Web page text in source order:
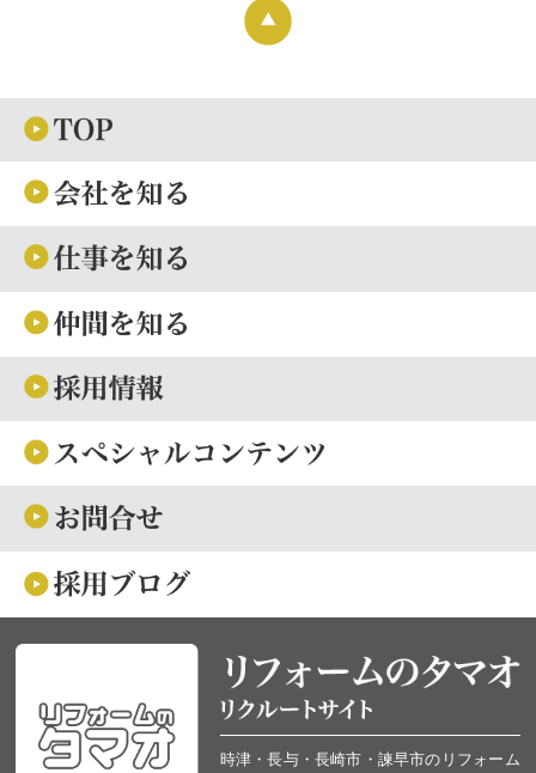
時津・長与・長崎市・諫早市のリフォーム